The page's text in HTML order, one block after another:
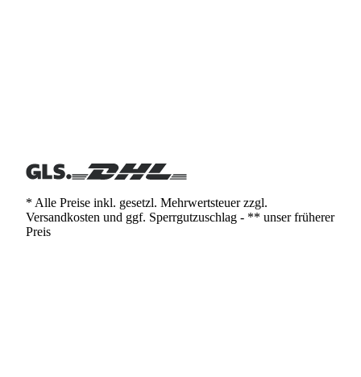
* Alle Preise inkl. gesetzl. Mehrwertsteuer zzgl.
Versandkosten und ggf. Sperrgutzuschlag - ** unser früherer
Preis